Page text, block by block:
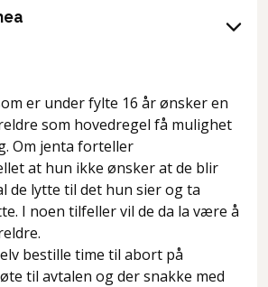
er under fylte 16 år ønsker en
som hovedregel få mulighet
Om jenta forteller
at hun ikke ønsker at de blir
de lytte til det hun sier og ta
I noen tilfeller vil de da la være å
bestille time til abort på
til avtalen og der snakke med